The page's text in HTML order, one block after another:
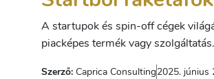
A startupok és spin-off cégek
piacképes termék vagy szolgáltatás.
Szerző: Caprica Consulting2025. június